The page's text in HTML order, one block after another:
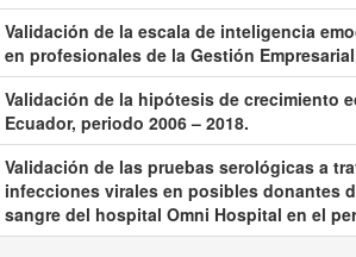
Validación de la escala de inteligencia
en profesionales de la Gestión
Validación de la hipótesis de crecimiento
Ecuador, periodo 2006 – 2018.
Validación de las pruebas serológicas a
infecciones virales en posibles donantes
sangre del hospital Omni Hospital en el